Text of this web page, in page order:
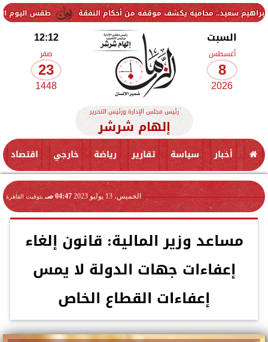
طقس اليوم السبت.. محاميه يكشف موقفه من أحكام النفقة
السبت
أغسطس
8
2026
12:12
صفر
23
1448
رئيس مجلس الإدارة ورئيس التحرير
إلهام شرشر
أخبار سياسة تقارير رياضة خارجي اقتصاد
الخميس، 13 يوليو 2023 04:47 صـ بتوقيت القاهرة
مساعد وزير المالية: قانون إلغاء
إعفاءات جهات الدولة لا يمس
إعفاءات القطاع الخاص